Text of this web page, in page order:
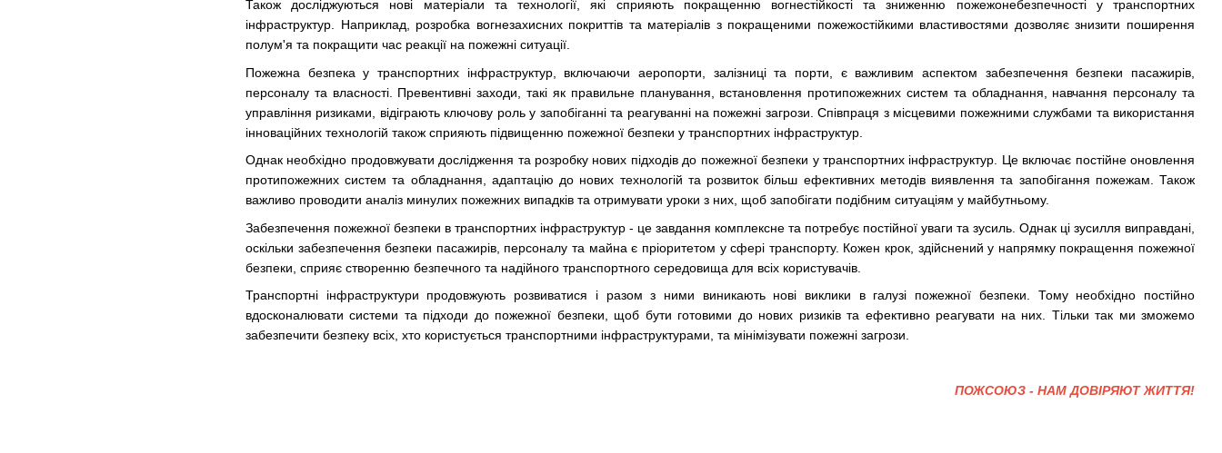
Також досліджуються нові матеріали та технології, які сприяють покращенню вогнестійкості та зниженню пожежонебезпечності у транспортних
інфраструктур. Наприклад, розробка вогнезахисних покриттів та матеріалів з покращеними пожежостійкими властивостями дозволяє знизити поширення
полум'я та покращити час реакції на пожежні ситуації.
Пожежна безпека у транспортних інфраструктур, включаючи аеропорти, залізниці та порти, є важливим аспектом забезпечення безпеки пасажирів,
персоналу та власності. Превентивні заходи, такі як правильне планування, встановлення протипожежних систем та обладнання, навчання персоналу та
управління ризиками, відіграють ключову роль у запобіганні та реагуванні на пожежні загрози. Співпраця з місцевими пожежними службами та використання
інноваційних технологій також сприяють підвищенню пожежної безпеки у транспортних інфраструктур.
Однак необхідно продовжувати дослідження та розробку нових підходів до пожежної безпеки у транспортних інфраструктур. Це включає постійне оновлення
протипожежних систем та обладнання, адаптацію до нових технологій та розвиток більш ефективних методів виявлення та запобігання пожежам. Також
важливо проводити аналіз минулих пожежних випадків та отримувати уроки з них, щоб запобігати подібним ситуаціям у майбутньому.
Забезпечення пожежної безпеки в транспортних інфраструктур - це завдання комплексне та потребує постійної уваги та зусиль. Однак ці зусилля виправдані,
оскільки забезпечення безпеки пасажирів, персоналу та майна є пріоритетом у сфері транспорту. Кожен крок, здійснений у напрямку покращення пожежної
безпеки, сприяє створенню безпечного та надійного транспортного середовища для всіх користувачів.
Транспортні інфраструктури продовжують розвиватися і разом з ними виникають нові виклики в галузі пожежної безпеки. Тому необхідно постійно
вдосконалювати системи та підходи до пожежної безпеки, щоб бути готовими до нових ризиків та ефективно реагувати на них. Тільки так ми зможемо
забезпечити безпеку всіх, хто користується транспортними інфраструктурами, та мінімізувати пожежні загрози.
ПОЖСОЮЗ - НАМ ДОВІРЯЮТ ЖИТТЯ!